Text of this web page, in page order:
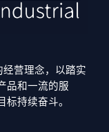
经营理念，以踏实
品和一流的服
持续奋斗。